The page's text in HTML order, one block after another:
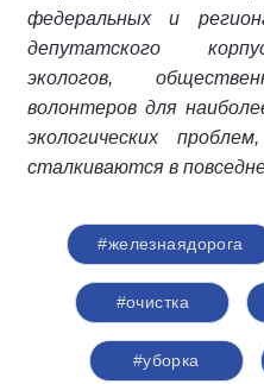
федеральных и
депутатского
экологов,
волонтеров для
экологических
сталкиваются в
#железнаядорога
#очистка
#уборка